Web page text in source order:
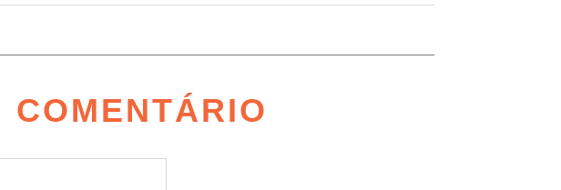
COMENTÁRIO